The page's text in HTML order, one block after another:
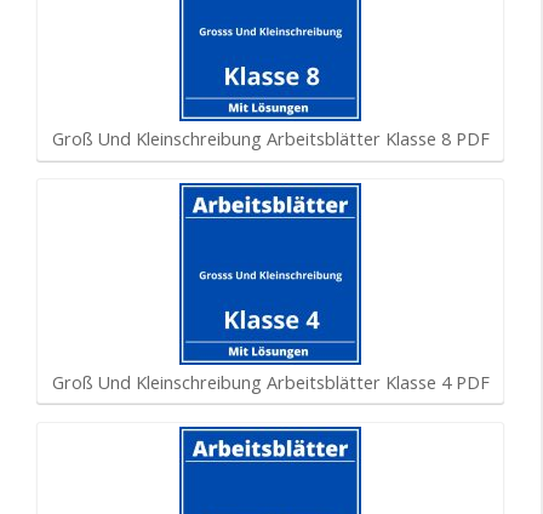
Groß Und Kleinschreibung Arbeitsblätter Klasse 8 PDF
Groß Und Kleinschreibung Arbeitsblätter Klasse 4 PDF